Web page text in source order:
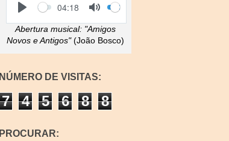
l
y
S
e
e
k
C
r
r
e
n
t
i
m
e
04:18
o
g
l
M
u
e
V
o
l
u
m
e
Abertura musical:"Amigos
Novos e Antigos"(João Bosco)
NÚMERO DE VISITAS:
7 4 5 6 8 8
PROCURAR: